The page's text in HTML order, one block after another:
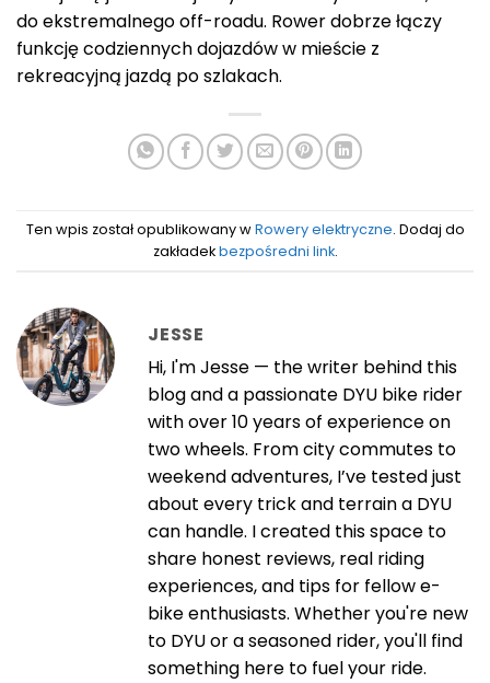
do ekstremalnego off-roadu. Rower dobrze łączy
funkcję codziennych dojazdów w mieście z
rekreacyjną jazdą po szlakach.
Ten wpis został opublikowany wRowery elektryczne. Dodaj do
zakładekbezpośredni link.
JESSE
Hi, I'm Jesse — the writer behind this
blog and a passionate DYU bike rider
with over 10 years of experience on
two wheels. From city commutes to
weekend adventures, I’ve tested just
about every trick and terrain a DYU
can handle. I created this space to
share honest reviews, real riding
experiences, and tips for fellow e-
bike enthusiasts. Whether you're new
to DYU or a seasoned rider, you'll find
something here to fuel your ride.